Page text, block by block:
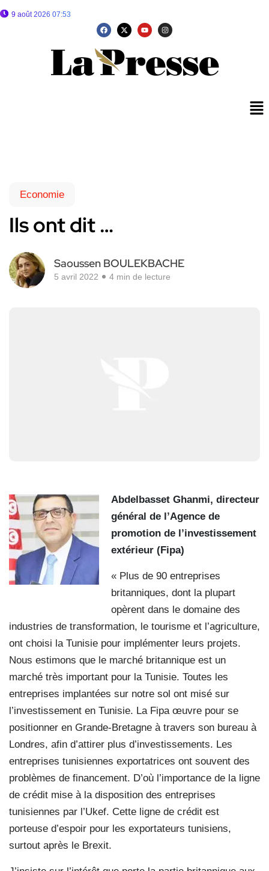
9 août 2026 07:53
Economie
Ils ont dit …
Saoussen BOULEKBACHE
5 avril 2022 4 min de lecture
Abdelbasset Ghanmi, directeur
général de l’Agence de
promotion de l’investissement
extérieur (Fipa)
« Plus de 90 entreprises
britanniques, dont la plupart
opèrent dans le domaine des
industries de transformation, le tourisme et l’agriculture,
ont choisi la Tunisie pour implémenter leurs projets.
Nous estimons que le marché britannique est un
marché très important pour la Tunisie. Toutes les
entreprises implantées sur notre sol ont misé sur
l’investissement en Tunisie. La Fipa œuvre pour se
positionner en Grande-Bretagne à travers son bureau à
Londres, afin d’attirer plus d’investissements. Les
entreprises tunisiennes exportatrices ont souvent des
problèmes de financement. D’où l’importance de la ligne
de crédit mise à la disposition des entreprises
tunisiennes par l’Ukef. Cette ligne de crédit est
porteuse d’espoir pour les exportateurs tunisiens,
surtout après le Brexit.